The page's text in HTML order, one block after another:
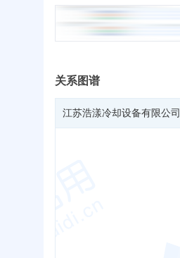
关系图谱
江苏浩漾冷却设备有限公司